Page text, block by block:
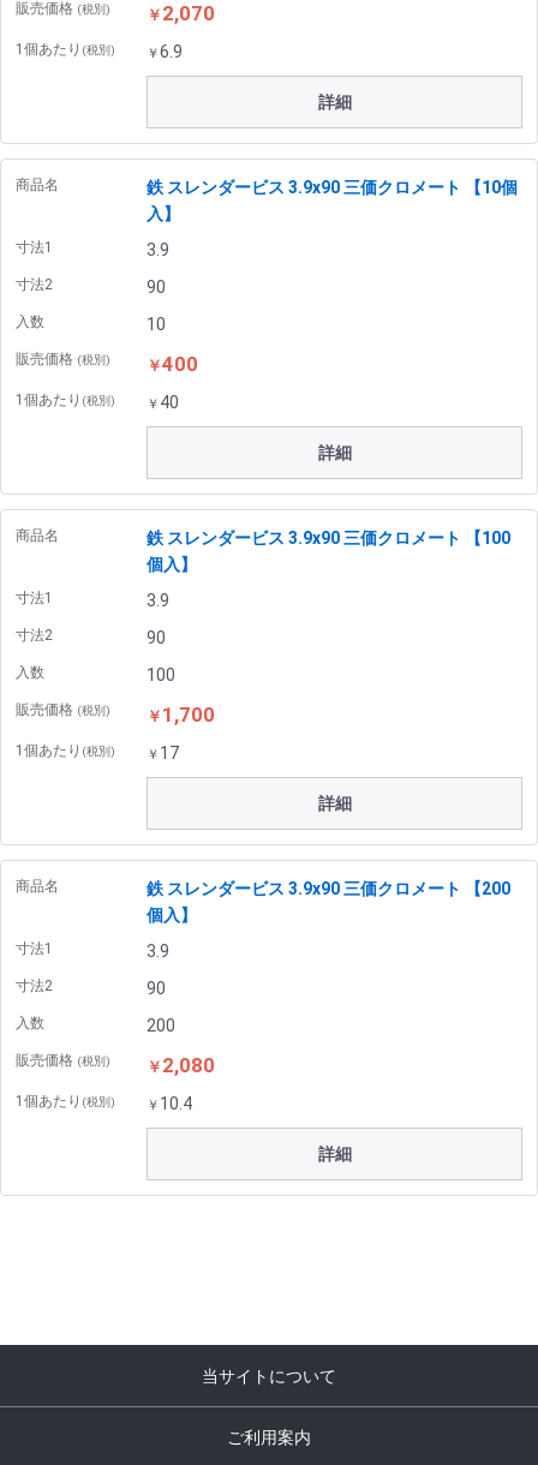
販売価格 (税別) ￥ 2,070
1個あたり (税別) ￥6.9
詳細
商品名
鉄 スレンダービス 3.9x90 三価クロメート 【10個
入】
寸法1 3.9
寸法2 90
入数 10
販売価格 (税別) ￥400
1個あたり (税別) ￥ 40
詳細
商品名
鉄 スレンダービス 3.9x90 三価クロメート 【100
個入】
寸法1 3.9
寸法2 90
入数 100
販売価格 (税別) ￥ 1,700
1個あたり (税別) ￥ 17
詳細
商品名
鉄 スレンダービス 3.9x90 三価クロメート 【200
個入】
寸法1 3.9
寸法2 90
入数 200
販売価格 (税別) ￥ 2,080
1個あたり (税別) ￥ 10.4
詳細
当サイトについて
ご利用案内